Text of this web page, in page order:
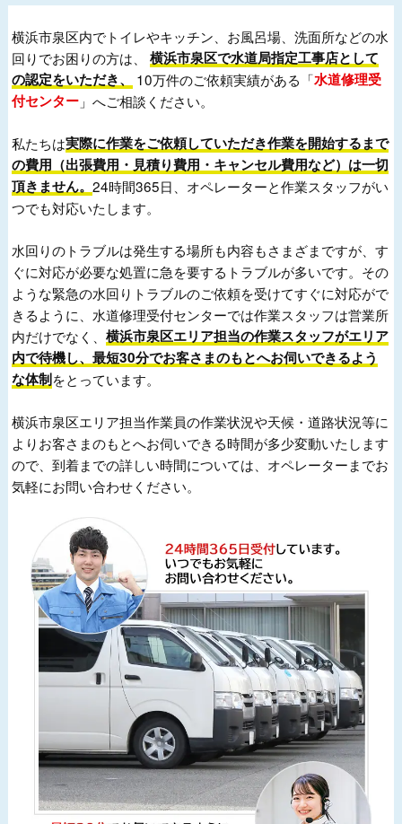
横浜市泉区内でトイレやキッチン、お風呂場、洗面所などの水
回りでお困りの方は、横浜市泉区で水道局指定工事店として
の認定をいただき、
10万件のご依頼実績がある「水道修理受
付センター 」へご相談ください。
私たちは実際に作業をご依頼していただき作業を開始するまで
の費用（出張費用・見積り費用・キャンセル費用など）は一切
頂きません。24時間365日、オペレーターと作業スタッフがい
つでも対応いたします。
水回りのトラブルは発生する場所も内容もさまざまですが、す
ぐに対応が必要な処置に急を要するトラブルが多いです。その
ような緊急の水回りトラブルのご依頼を受けてすぐに対応がで
きるように、水道修理受付センターでは作業スタッフは営業所
内だけでなく、横浜市泉区エリア担当の作業スタッフがエリア
内で待機し、最短30分でお客さまのもとへお伺いできるよう
な体制をとっています。
横浜市泉区エリア担当作業員の作業状況や天候・道路状況等に
よりお客さまのもとへお伺いできる時間が多少変動いたします
ので、到着までの詳しい時間については、オペレーターまでお
気軽にお問い合わせください。